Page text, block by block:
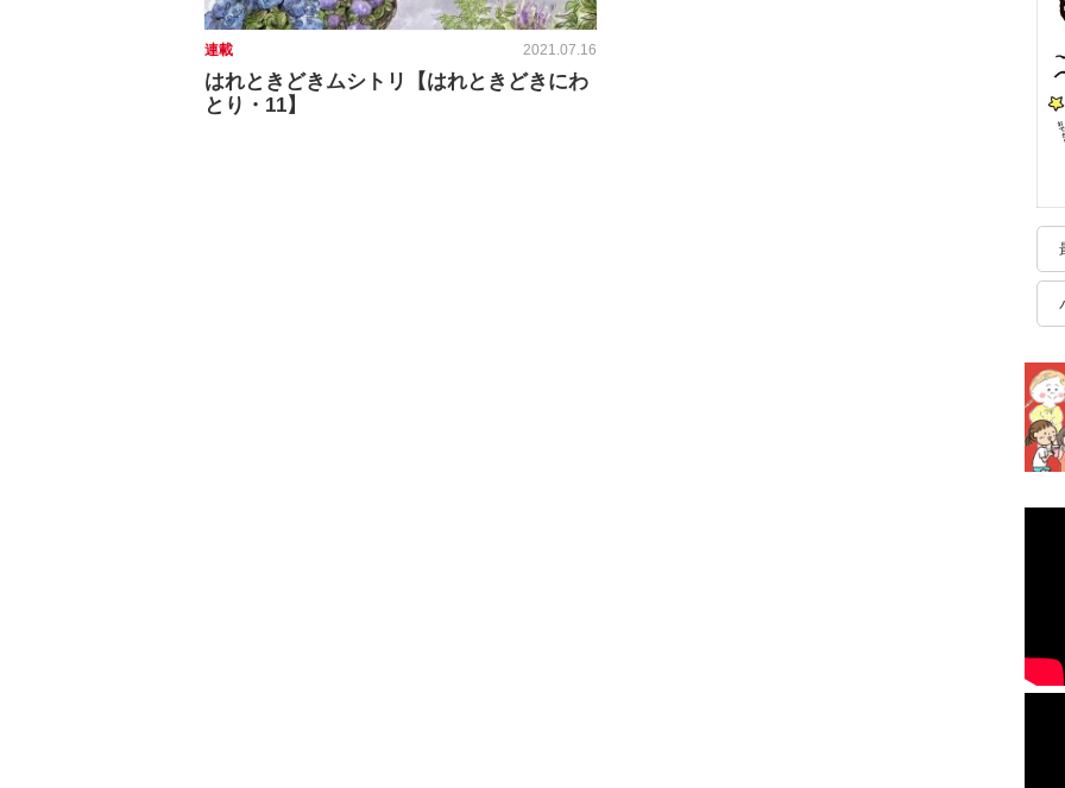
連載 2021.07.16
はれときどきムシトリ【はれときどきにわ
とり・11】